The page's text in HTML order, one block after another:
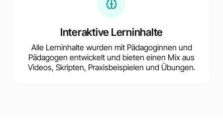
Interaktive Lerninhalte
Alle Lerninhalte wurden mit Pädagoginnen und
Pädagogen entwickelt und bieten einen Mix aus
Videos, Skripten, Praxisbeispielen und Übungen.